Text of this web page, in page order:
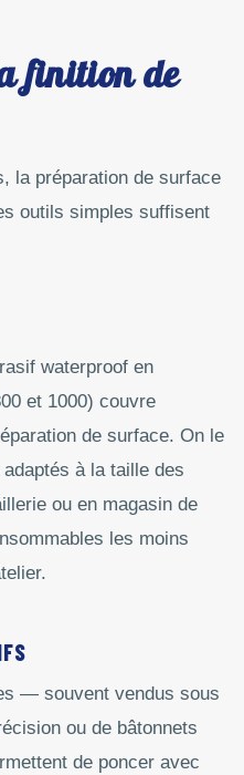
finition de
la préparation de surface
outils simples suffisent
waterproof en
et 1000) couvre
de surface. On le
à la taille des
ou en magasin de
les moins
— souvent vendus sous
ou de bâtonnets
de poncer avec